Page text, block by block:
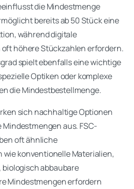
die Mindestmenge
bereits ab 50 Stück eine
während digitale
höhere Stückzahlen erfordern.
spielt ebenfalls eine wichtige
Optiken oder komplexe
die Mindestbestellmenge.
sich nachhaltige Optionen
aus. FSC-
oft ähnliche
konventionelle Materialien,
abbaubare
Mindestmengen erfordern